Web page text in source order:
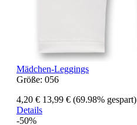
Mädchen-Leggings
Größe: 056
4,20 € 13,99 € (69.98% gespart)
Details
-50%